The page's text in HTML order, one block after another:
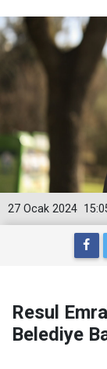
27 Ocak 2024
Resul
Belediye